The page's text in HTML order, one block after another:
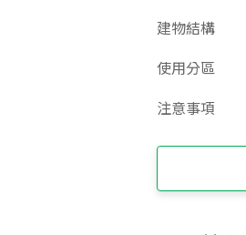
建物結構
使用分區
注意事項